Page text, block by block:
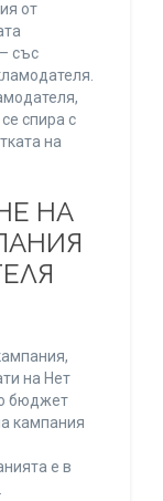
от
със
спира с
на
НА
на Нет
бюджет
кампания
е в